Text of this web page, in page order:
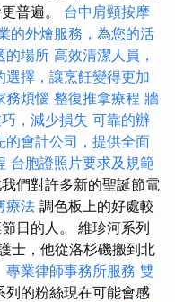
普遍。 台中肩頸按摩
的外燴服務，為您的活
的場所 高效清潔人員，
選擇，讓烹飪變得更加
務煩惱 整復推拿療程 牆
，減少損失 可靠的辦
的會計公司，提供全面
台胞證照片要求及規範
們對許多新的聖誕節電
療法 調色板上的好處較
日的人。 維珍河系列
士，他從洛杉磯搬到北
專業律師事務所服務 雙
列的粉絲現在可能會感